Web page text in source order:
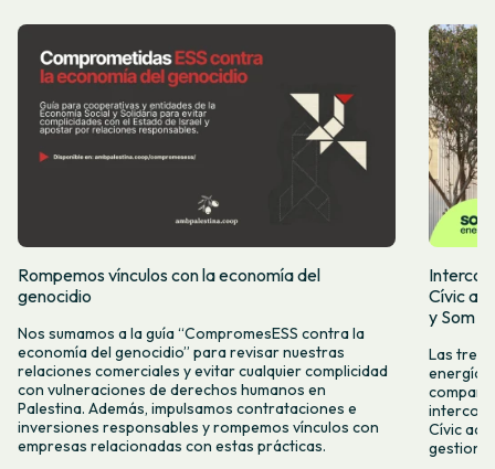
Rompemos vínculos con la economía del
genocidio
Nos sumamos a la guía “CompromesESS contra la
economía del genocidio” para revisar nuestras
relaciones comerciales y evitar cualquier complicidad
con vulneraciones de derechos humanos en
Palestina. Además, impulsamos contrataciones e
inversiones responsables y rompemos vínculos con
empresas relacionadas con estas prácticas.
Cívic
y Som
Las tres
energía,
Cívic